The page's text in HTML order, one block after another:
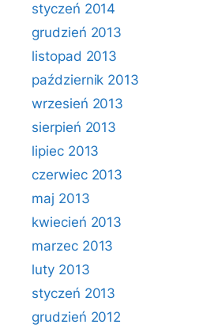
styczeń 2014
grudzień 2013
listopad 2013
październik 2013
wrzesień 2013
sierpień 2013
lipiec 2013
czerwiec 2013
maj 2013
kwiecień 2013
marzec 2013
luty 2013
styczeń 2013
grudzień 2012